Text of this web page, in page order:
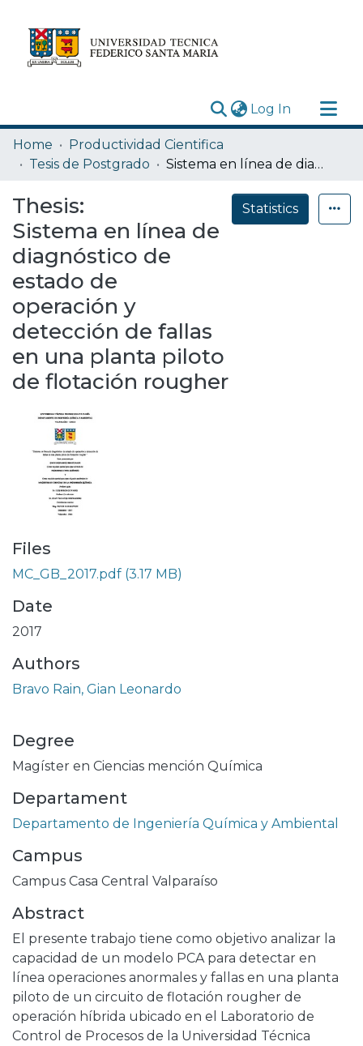
Log In (current)
Research Outputs
Statistics
Depósito
Home
Productividad Cientifica
Tesis de Postgrado
Sistema en línea de diagnóstico de estado de operación y detección de fallas en una planta piloto de flotación rougher
Thesis:
Sistema en línea de
diagnóstico de
estado de
operación y
detección de fallas
en una planta piloto
de flotación rougher
Statistics
Files
MC_GB_2017.pdf (3.17 MB)
Date
2017
Authors
Bravo Rain, Gian Leonardo
Degree
Magíster en Ciencias mención Química
Departament
Departamento de Ingeniería Química y Ambiental
Campus
Campus Casa Central Valparaíso
Abstract
El presente trabajo tiene como objetivo analizar la
capacidad de un modelo PCA para detectar en
línea operaciones anormales y fallas en una planta
piloto de un circuito de flotación rougher de
operación híbrida ubicado en el Laboratorio de
Control de Procesos de la Universidad Técnica